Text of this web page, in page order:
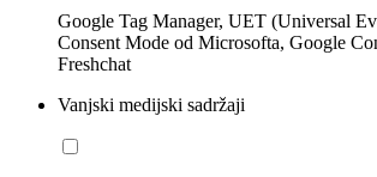
Google Tag Manager, UET (Universal
Consent Mode od Microsofta, Google
Freshchat
Vanjski medijski sadržaji